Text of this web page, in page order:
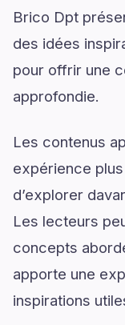
Brico Dpt
des idées
pour offrir une
approfondie.
Les contenus
expérience
d’explorer
Les lecteurs
concepts
apporte une
inspirations